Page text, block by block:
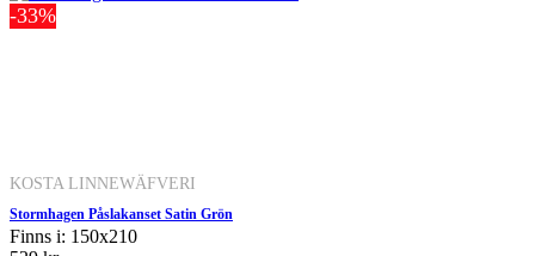
-33%
KOSTA LINNEWÄFVERI
Stormhagen Påslakanset Satin Grön
Finns i: 150x210